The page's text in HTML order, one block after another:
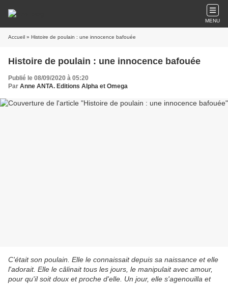
MENU
Accueil » Histoire de poulain : une innocence bafouée
Histoire de poulain : une innocence bafouée
Publié le 08/09/2020 à 05:20
Par Anne ANTA. Editions Alpha et Omega
C'était son poulain. Elle le connaissait depuis sa naissance et elle
l'adorait. Elle le câlinait tous les jours, le manipulait avec amour,
pour qu'il soit doux et proche d'elle. Un jour, elle s'agenouilla et